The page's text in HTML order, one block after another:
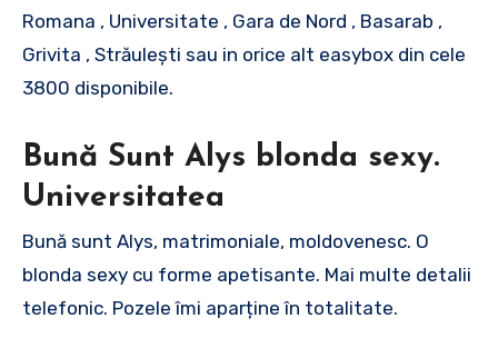
Romana , Universitate , Gara de Nord , Basarab ,
Grivita , Străulești sau in orice alt easybox din cele
3800 disponibile.
Bună Sunt Alys blonda sexy.
Universitatea
Bună sunt Alys, matrimoniale, moldovenesc. O
blonda sexy cu forme apetisante. Mai multe detalii
telefonic. Pozele îmi aparține în totalitate.